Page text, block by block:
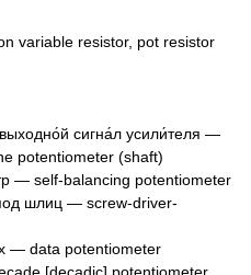
variable resistor, pot resistor
сигна́л усили́теля —
potentiometer (shaft)
— self-balancing potentiometer
шлиц — screw-driver-
— data potentiometer